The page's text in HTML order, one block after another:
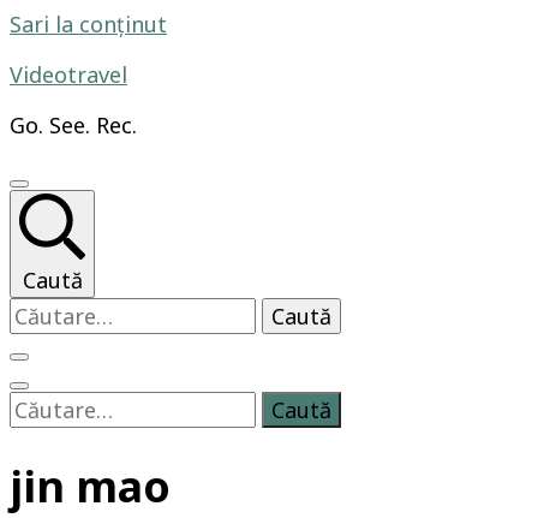
Sari la conținut
Videotravel
Go. See. Rec.
Caută
Caută
după:
Caută
după:
jin mao